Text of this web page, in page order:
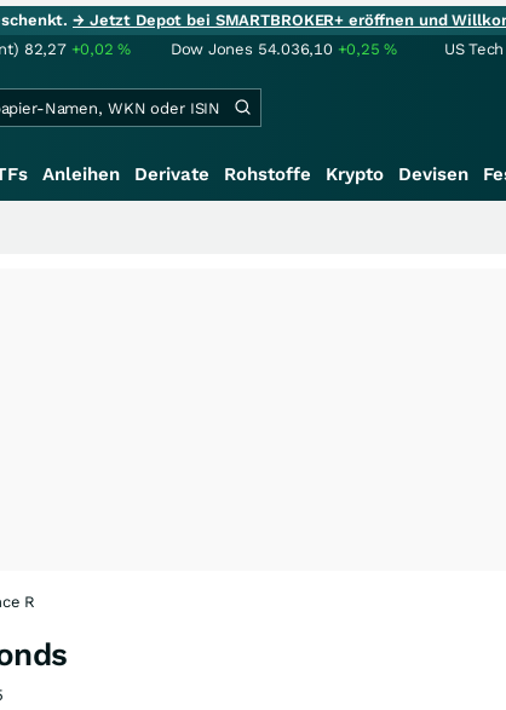
→ Jetzt Depot bei SMARTBROKER+ eröffnen und
82,27 +0,02% Dow Jones 54.036,10 +0,25% US
Anleihen Derivate Rohstoffe Krypto Devisen
R